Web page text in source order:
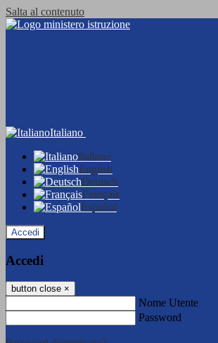
Salta al contenuto
Italiano
Italiano
English
Deutsch
Français
Español
Accedi
Accedi
button close ×
Nome Utente
Password